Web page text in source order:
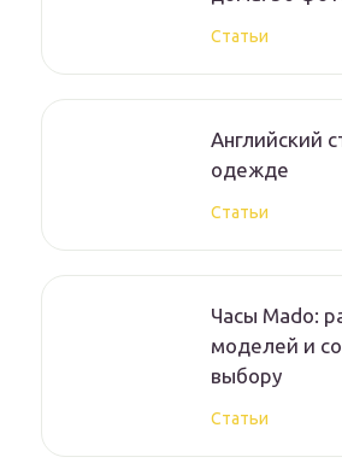
Статьи
Английский
одежде
Статьи
Часы Mado:
моделей и
выбору
Статьи